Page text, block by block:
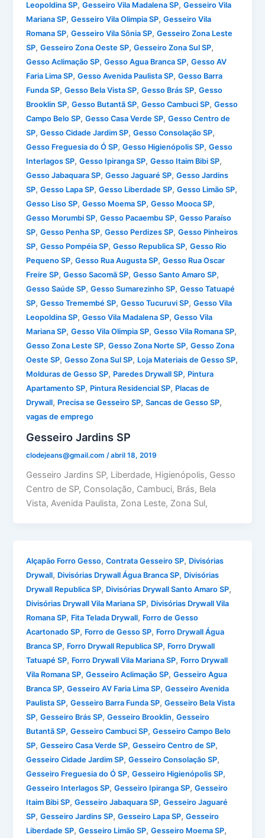
Leopoldina SP,Gesseiro Vila Madalena SP,Gesseiro Vila
Mariana SP,Gesseiro Vila Olimpia SP,Gesseiro Vila
Romana SP,Gesseiro Vila Sônia SP,Gesseiro Zona Leste
SP,Gesseiro Zona Oeste SP,Gesseiro Zona Sul SP,
Gesso Aclimação SP,Gesso Agua Branca SP,Gesso AV
Faria Lima SP,Gesso Avenida Paulista SP,Gesso Barra
Funda SP,Gesso Bela Vista SP,Gesso Brás SP,Gesso
Brooklin SP,Gesso Butantã SP,Gesso Cambuci SP,Gesso
Campo Belo SP,Gesso Casa Verde SP,Gesso Centro de
SP,Gesso Cidade Jardim SP,Gesso Consolação SP,
Gesso Freguesia do Ó SP,Gesso Higienópolis SP,Gesso
Interlagos SP,Gesso Ipiranga SP,Gesso Itaim Bibi SP,
Gesso Jabaquara SP,Gesso Jaguaré SP,Gesso Jardins
SP,Gesso Lapa SP,Gesso Liberdade SP,Gesso Limão SP,
Gesso Liso SP,Gesso Moema SP,Gesso Mooca SP,
Gesso Morumbi SP,Gesso Pacaembu SP,Gesso Paraíso
SP,Gesso Penha SP,Gesso Perdizes SP,Gesso Pinheiros
SP,Gesso Pompéia SP,Gesso Republica SP,Gesso Rio
Pequeno SP,Gesso Rua Augusta SP,Gesso Rua Oscar
Freire SP,Gesso Sacomã SP,Gesso Santo Amaro SP,
Gesso Saúde SP,Gesso Sumarezinho SP,Gesso Tatuapé
SP,Gesso Tremembé SP,Gesso Tucuruvi SP,Gesso Vila
Leopoldina SP,Gesso Vila Madalena SP,Gesso Vila
Mariana SP,Gesso Vila Olimpia SP,Gesso Vila Romana SP,
Gesso Zona Leste SP,Gesso Zona Norte SP,Gesso Zona
Oeste SP,Gesso Zona Sul SP, Loja Materiais de Gesso SP,
Molduras de Gesso SP, Paredes Drywall SP, Pintura
Apartamento SP, Pintura Residencial SP, Placas de
Drywall, Precisa se Gesseiro SP,Sancas de Gesso SP,
vagas de emprego
Gesseiro Jardins SP
clodejeans@gmail.com/abril 18, 2019
Gesseiro Jardins SP, Liberdade, Higienópolis, Gesso
Centro de SP, Consolação, Cambuci, Brás, Bela
Vista, Avenida Paulista, Zona Leste, Zona Sul,
Alçapão Forro Gesso,Contrata Gesseiro SP, Divisórias
Drywall, Divisórias Drywall Água Branca SP, Divisórias
Drywall Republica SP, Divisórias Drywall Santo Amaro SP,
Divisórias Drywall Vila Mariana SP, Divisórias Drywall Vila
Romana SP, Fita Telada Drywall, Forro de Gesso
Acartonado SP, Forro de Gesso SP, Forro Drywall Água
Branca SP, Forro Drywall Republica SP, Forro Drywall
Tatuapé SP, Forro Drywall Vila Mariana SP, Forro Drywall
Vila Romana SP,Gesseiro Aclimação SP,Gesseiro Agua
Branca SP,Gesseiro AV Faria Lima SP,Gesseiro Avenida
Paulista SP,Gesseiro Barra Funda SP,Gesseiro Bela Vista
SP,Gesseiro Brás SP,Gesseiro Brooklin,Gesseiro
Butantã SP,Gesseiro Cambuci SP,Gesseiro Campo Belo
SP,Gesseiro Casa Verde SP,Gesseiro Centro de SP,
Gesseiro Cidade Jardim SP,Gesseiro Consolação SP,
Gesseiro Freguesia do Ó SP,Gesseiro Higienópolis SP,
Gesseiro Interlagos SP,Gesseiro Ipiranga SP,Gesseiro
Itaim Bibi SP,Gesseiro Jabaquara SP,Gesseiro Jaguaré
SP,Gesseiro Jardins SP,Gesseiro Lapa SP,Gesseiro
Liberdade SP,Gesseiro Limão SP,Gesseiro Moema SP,